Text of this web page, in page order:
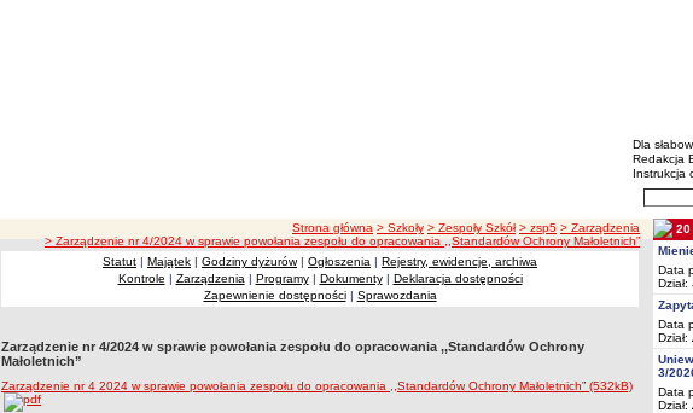
BIP -
Menu
Dla
Redakcja
Instrukcja
ścieżka nawigacji
Strona główna > Szkoły > Zespoły Szkół > zsp5 > Zarządzenia
> Zarządzenie nr 4/2024 w sprawie powołania zespołu do opracowania ,,Standardów Ochrony Małoletnich”
Statut | Majątek | Godziny dyżurów| Ogłoszenia | Rejestry, ewidencje, archiwa
Kontrole | Zarządzenia | Programy| Dokumenty| Deklaracja dostępności
Zapewnienie dostępności| Sprawozdania
Zarządzenie nr 4/2024 w sprawie powołania zespołu do opracowania ,,Standardów Ochrony
Małoletnich”
Zarządzenie nr 4 2024 w sprawie powołania zespołu do opracowania ,,Standardów Ochrony Małoletnich” (532kB)
20
Data
Dział:
Data
Dział:
3/
Data
Dział: